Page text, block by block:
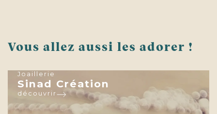
Vous allez aussi les adorer !
Joaillerie
Sinad Création
découvrir